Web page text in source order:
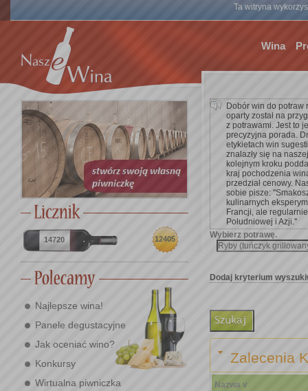
Ta witryna
Wina
14720 12405
Najlepsze wina!
Panele degustacyjne
Jak oceniać wino?
Konkursy
Wirtualna piwniczka
Dobór win do potraw
oparty został na
z potrawami. Jest to
precyzyjna porada.
etykietach win
znalazły się na
kolejnym kroku
kraj pochodzenia
przedział cenowy.
sobie pisze:
kulinarnych
Francji, ale
Południowej i Azji.''
Wybierz potrawę.
Dodaj kryterium
Zalecenia
Nazwa v